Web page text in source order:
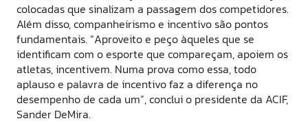
colocadas que sinalizam a passagem dos competidores.
Além disso, companheirismo e incentivo são pontos
fundamentais. “Aproveito e peço àqueles que se
identificam com o esporte que compareçam, apoiem os
atletas, incentivem. Numa prova como essa, todo
aplauso e palavra de incentivo faz a diferença no
desempenho de cada um”, conclui o presidente da ACIF,
Sander DeMira.